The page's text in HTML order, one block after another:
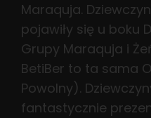
Maraquja.
pojawiły się u boku
Grupy Maraquja i
BetiBer to ta sama
Powolny).
fantastycznie